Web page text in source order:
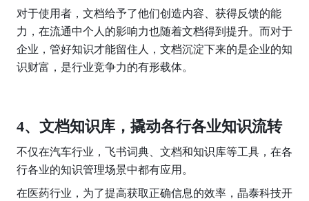
对于使用者，文档给予了他们创造内容、获得反馈的能
力，在流通中个人的影响力也随着文档得到提升。而对于
企业，管好知识才能留住人，文档沉淀下来的是企业的知
识财富，是行业竞争力的有形载体。
4、文档知识库，撬动各行各业知识流转
不仅在汽车行业，飞书词典、文档和知识库等工具，在各
行各业的知识管理场景中都有应用。
在医药行业，为了提高获取正确信息的效率，晶泰科技开